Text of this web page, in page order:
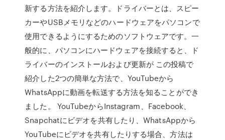
新する方法を紹介します。ドライバーとは、スピー
カーやUSBメモリなどのハードウェアをパソコンで
使用できるようにするためのソフトウェアです。一
般的に、パソコンにハードウェアを接続すると、ド
ライバーのインストールおよび更新が この投稿で
紹介した2つの簡単な方法で、YouTubeから
WhatsAppに動画を転送する方法を知ることができ
ました。 YouTubeからInstagram、Facebook、
Snapchatにビデオを共有したり、WhatsAppから
YouTubeにビデオを共有したりする場合、方法は